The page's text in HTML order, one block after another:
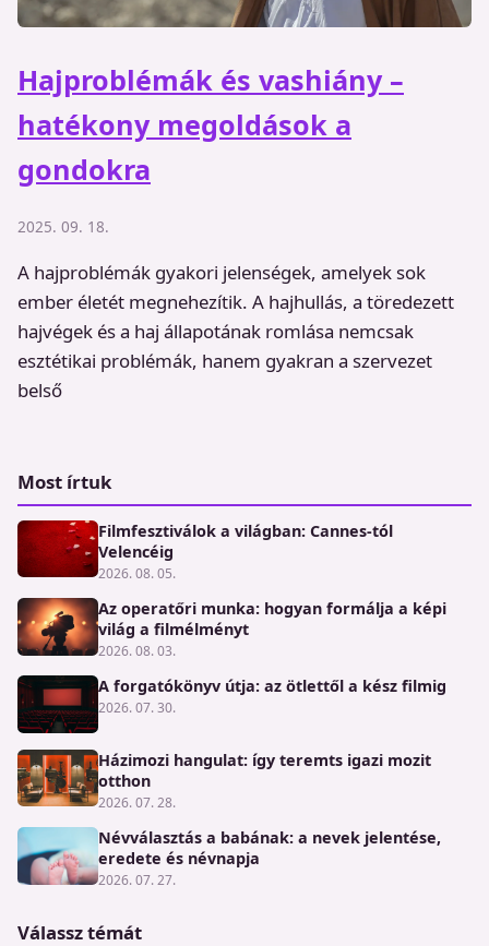
Hajproblémák és vashiány –
hatékony megoldások a
gondokra
2025. 09. 18.
A hajproblémák gyakori jelenségek, amelyek sok
ember életét megnehezítik. A hajhullás, a töredezett
hajvégek és a haj állapotának romlása nemcsak
esztétikai problémák, hanem gyakran a szervezet
belső
Most írtuk
Filmfesztiválok a világban: Cannes-tól
Velencéig
2026. 08. 05.
Az operatőri munka: hogyan formálja a képi
világ a filmélményt
2026. 08. 03.
A forgatókönyv útja: az ötlettől a kész filmig
2026. 07. 30.
Házimozi hangulat: így teremts igazi mozit
otthon
2026. 07. 28.
Névválasztás a babának: a nevek jelentése,
eredete és névnapja
2026. 07. 27.
Válassz témát